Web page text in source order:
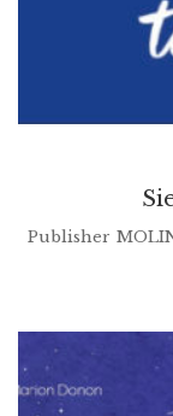
Publisher